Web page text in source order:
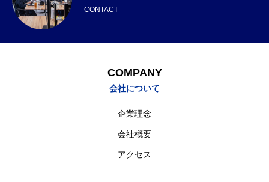
NEWS
CONTACT お問い合わせ
CONTACT
COMPANY
会社について
企業理念
会社概要
アクセス